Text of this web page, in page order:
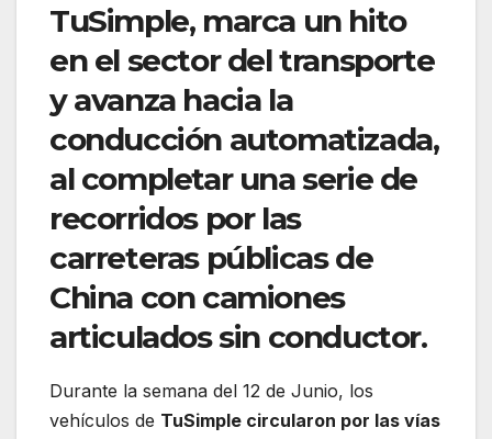
TuSimple, marca un hito
en el sector del transporte
y avanza hacia la
conducción automatizada,
al completar una serie de
recorridos por las
carreteras públicas de
China con camiones
articulados sin conductor.
Durante la semana del 12 de Junio, los
vehículos de TuSimple circularon por las vías